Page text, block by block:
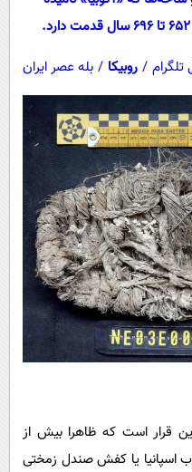
/ روبیکا / بله عصر ایران
قرار است که ظاهرا بیش از
اسپانیا یا کفش صندل زمختی